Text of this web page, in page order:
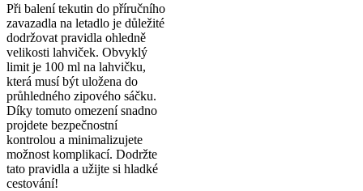
Při balení tekutin do příručního
zavazadla na letadlo je důležité
dodržovat pravidla ohledně
velikosti lahviček. Obvyklý
limit je 100 ml na lahvičku,
která musí být uložena do
průhledného zipového sáčku.
Díky tomuto omezení snadno
projdete bezpečnostní
kontrolou a minimalizujete
možnost komplikací. Dodržte
tato pravidla a užijte si hladké
cestování!